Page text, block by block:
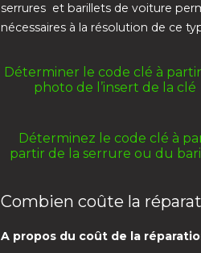
serrures et barillets de voiture
nécessaires à la résolution de ce
Déterminer le code clé à
photo de l’insert de la clé
Déterminez le code clé à
partir de la serrure ou du
Combien coûte la
A propos du coût de la